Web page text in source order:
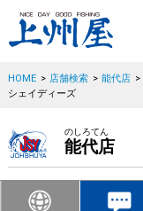
HOME > 店舗検索 > 能代店 >
シェイディーズ
のしろてん
能代店